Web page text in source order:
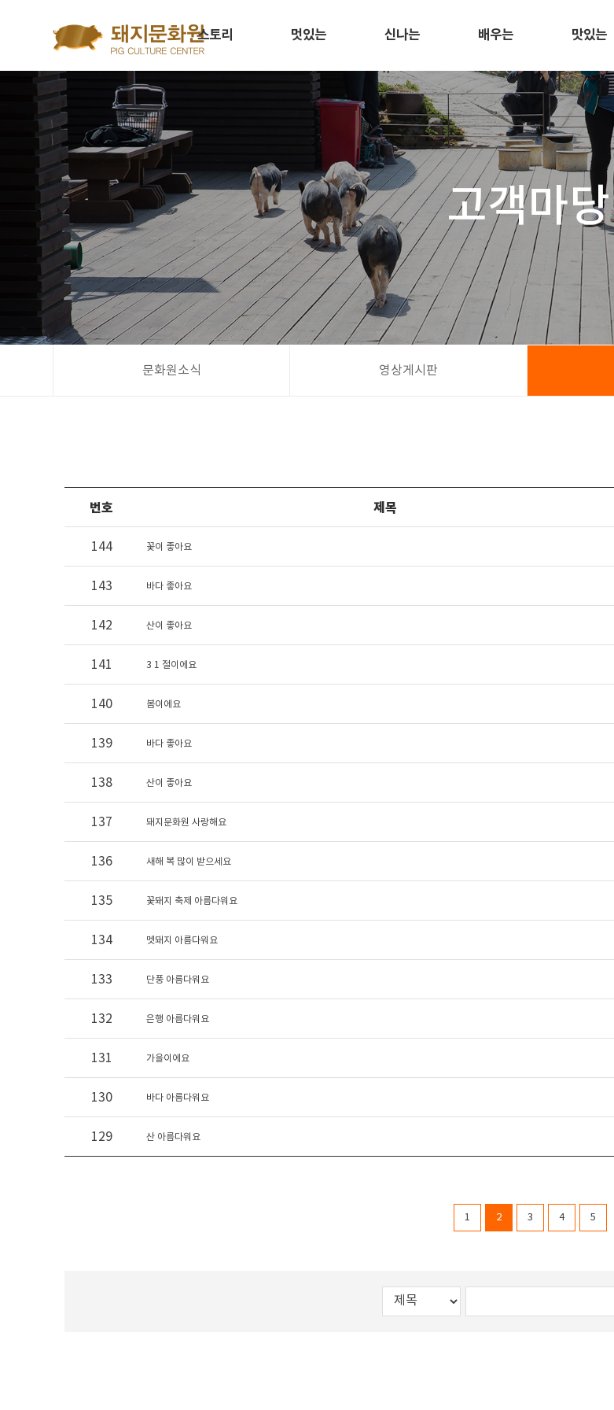
스토리 멋있는 신나는 배우는 맛있는
고객마당
문화원소식 영상게시판
번호 제목
144 꽃이 좋아요
143 바다 좋아요
142 산이 좋아요
141 3 1 절이에요
140 봄이에요
139 바다 좋아요
138 산이 좋아요
137 돼지문화원 사랑해요
136 새해 복 많이 받으세요
135 꽃돼지 축제 아름다워요
134 멧돼지 아름다워요
133 단풍 아름다워요
132 은행 아름다워요
131 가을이에요
130 바다 아름다워요
129 산 아름다워요
1 2 3 4 5